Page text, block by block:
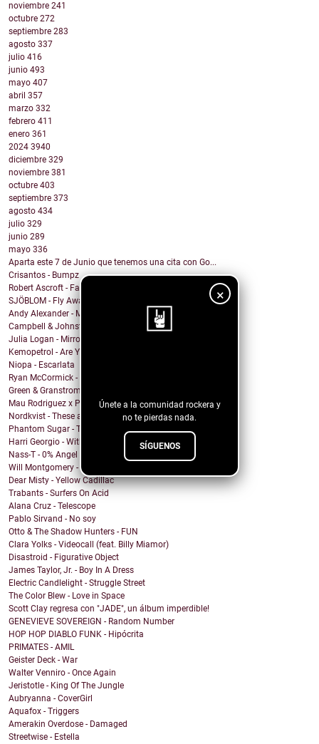
×
Únete a la comunidad rockera y
no te pierdas nada.
SÍGUENOS
noviembre 241
octubre 272
septiembre 283
agosto 337
julio 416
junio 493
mayo 407
abril 357
marzo 332
febrero 411
enero 361
2024 3940
diciembre 329
noviembre 381
octubre 403
septiembre 373
agosto 434
julio 329
junio 289
mayo 336
Aparta este 7 de Junio que tenemos una cita con Go...
Crisantos - Bumpz
Robert Ascroft - Faded Photograph feat. Ruth Radal...
SJÖBLOM - Fly Away With Me
Andy Alexander - Mr. Cool
Campbell & Johnston - Don’t Get Down (On a Good Th...
Julia Logan - Mirrors
Kemopetrol - Are You Coming Home?
Niopa - Escarlata
Ryan McCormick - Sonic Boom
Green & Granstrom - Only Summer
Mau Rodriguez x Perfecto Mando x Grupo la Union - ...
Nordkvist - These are the days
Phantom Sugar - Too Psycho
Harri Georgio - With the Lights On
Nass-T - 0% Angel
Will Montgomery - Last Man Standing
Dear Misty - Yellow Cadillac
Trabants - Surfers On Acid
Alana Cruz - Telescope
Pablo Sirvand - No soy
Otto & The Shadow Hunters - FUN
Clara Yolks - Videocall (feat. Billy Miamor)
Disastroid - Figurative Object
James Taylor, Jr. - Boy In A Dress
Electric Candlelight - Struggle Street
The Color Blew - Love in Space
Scott Clay regresa con "JADE", un álbum imperdible!
GENEVIEVE SOVEREIGN - Random Number
HOP HOP DIABLO FUNK - Hipócrita
PRIMATES - AMIL
Geister Deck - War
Walter Venniro - Once Again
Jeristotle - King Of The Jungle
Aubryanna - CoverGirl
Aquafox - Triggers
Amerakin Overdose - Damaged
Streetwise - Estella